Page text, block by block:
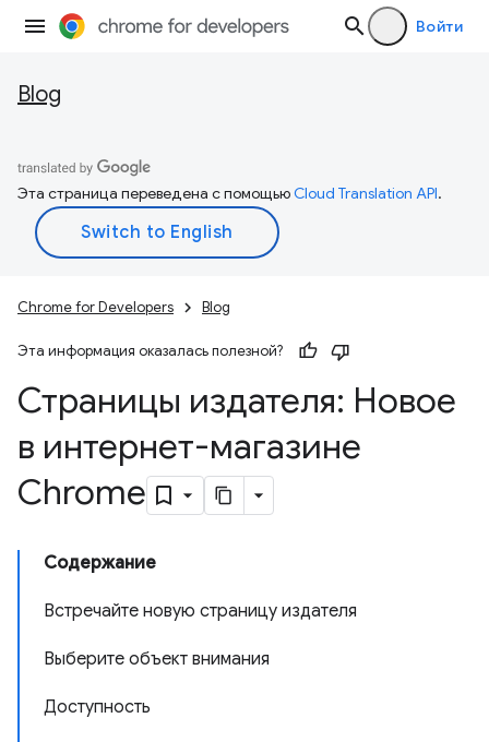
Войти
Blog
Эта страница переведена с помощьюCloud Translation API.
Chrome for Developers Blog
Эта информация оказалась полезной?
Страницы издателя: Новое
в интернет-магазине
Chrome
Содержание
Встречайте новую страницу издателя
Выберите объект внимания
Доступность